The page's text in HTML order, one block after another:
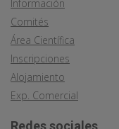
Información
Comités
Área Científica
Inscripciones
Alojamiento
Exp. Comercial
Redes sociales